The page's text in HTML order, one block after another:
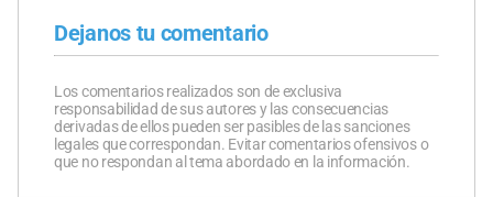
Dejanos tu comentario
Los comentarios realizados son de exclusiva
responsabilidad de sus autores y las consecuencias
derivadas de ellos pueden ser pasibles de las sanciones
legales que correspondan. Evitar comentarios ofensivos o
que no respondan al tema abordado en la información.